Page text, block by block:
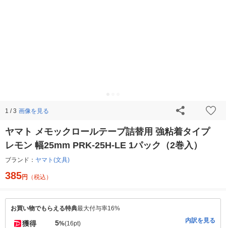
1 / 3 画像を見る
ヤマト メモックロールテープ詰替用 強粘着タイプ
レモン 幅25mm PRK-25H-LE 1パック（2巻入）
ブランド： ヤマト(文具)
385円 （税込）
お買い物でもらえる特典最大付与率16%
獲得 5%(16pt) 内訳を見る